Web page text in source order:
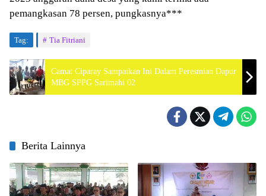
pemangkasan 78 persen, pungkasnya***
Tag: Tia Fitriani
Camat Ciparay Sampaikan Ini Dalam Peresmian Dapur
MBG SPPG Sarimahi 02
Berita Lainnya